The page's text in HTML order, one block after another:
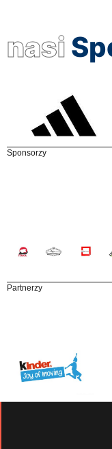
nasi
Sponsorzy
Partnerzy